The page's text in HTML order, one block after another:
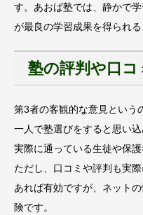
す。あおば塾では、静かで
が最良の学習成果を得られ
塾の評判や口
第3者の客観的な意見という
一人で塾選びをすると思い
実際に通っている生徒や保
ただし、口コミや評判も実
あれば有効ですが、ネット
険です。